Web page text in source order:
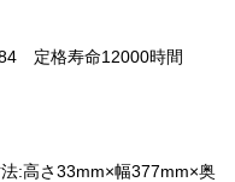
定格寿命12000時間
:高さ33mm×幅377mm×奥